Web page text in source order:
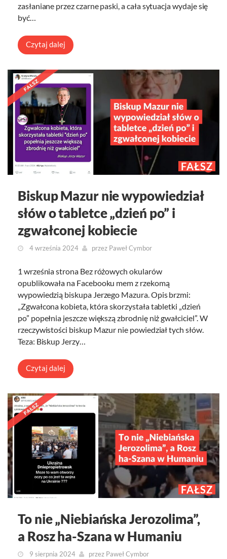
zasłaniane przez czarne paski, a cała sytuacja wydaje się
być…
Czytaj dalej
FAŁSZ
Biskup Mazur nie wypowiedział
słów o tabletce „dzień po” i
zgwałconej kobiecie
4 września 2024 przez Paweł Cymbor
1 września strona Bez różowych okularów
opublikowała na Facebooku mem z rzekomą
wypowiedzią biskupa Jerzego Mazura. Opis brzmi:
„Zgwałcona kobieta, która skorzystała tabletki „dzień
po” popełnia jeszcze większą zbrodnię niż gwałciciel”. W
rzeczywistości biskup Mazur nie powiedział tych słów.
Teza: Biskup Jerzy…
Czytaj dalej
FAŁSZ
To nie „Niebiańska Jerozolima”,
a Rosz ha-Szana w Humaniu
9 sierpnia 2024 przez Paweł Cymbor